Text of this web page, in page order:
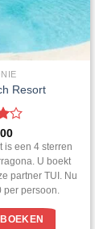
Resort
is een 4 sterren
U boekt
partner TUI. Nu
persoon.